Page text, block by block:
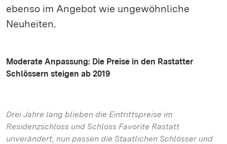
ebenso im Angebot wie ungewöhnliche
Neuheiten.
Moderate Anpassung: Die Preise in den Rastatter
Schlössern steigen ab 2019
Drei Jahre lang blieben die Eintrittspreise im
Residenzschloss und Schloss Favorite Rastatt
unverändert, nun passen die Staatlichen Schlösser und